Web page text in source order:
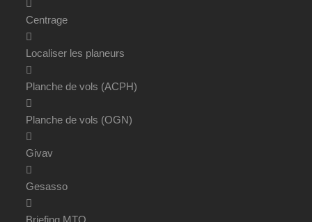
Centrage
Localiser les planeurs
Planche de vols (ACPH)
Planche de vols (OGN)
Givav
Gesasso
Briefing MTO